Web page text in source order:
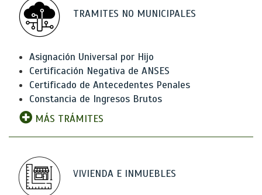
TRAMITES NO MUNICIPALES
Asignación Universal por Hijo
Certificación Negativa de ANSES
Certificado de Antecedentes Penales
Constancia de Ingresos Brutos
MÁS TRÁMITES
VIVIENDA E INMUEBLES